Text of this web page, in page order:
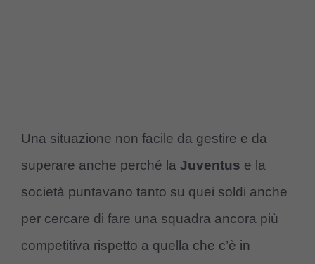
Una situazione non facile da gestire e da
superare anche perché la Juventus e la
società puntavano tanto su quei soldi anche
per cercare di fare una squadra ancora più
competitiva rispetto a quella che c’è in